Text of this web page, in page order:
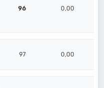
96 0,00
97 0,00